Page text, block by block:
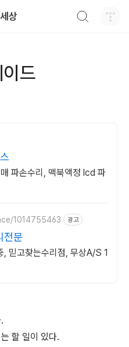
상
드
파손수리, 맥북액정 lcd 파
1014755463 광고
전문
, 믿고찾는수리점, 무상A/S 1
할 일이 있다.